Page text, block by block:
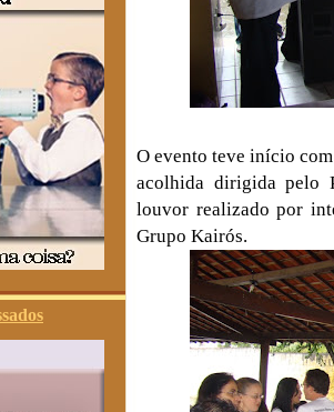
O evento teve início
acolhida dirigida pelo
louvor realizado por
Grupo Kairós.